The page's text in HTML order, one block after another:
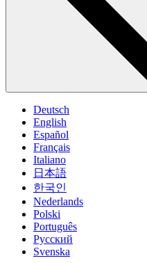
Deutsch
English
Español
Français
Italiano
日本語
한국인
Nederlands
Polski
Português
Pусский
Svenska